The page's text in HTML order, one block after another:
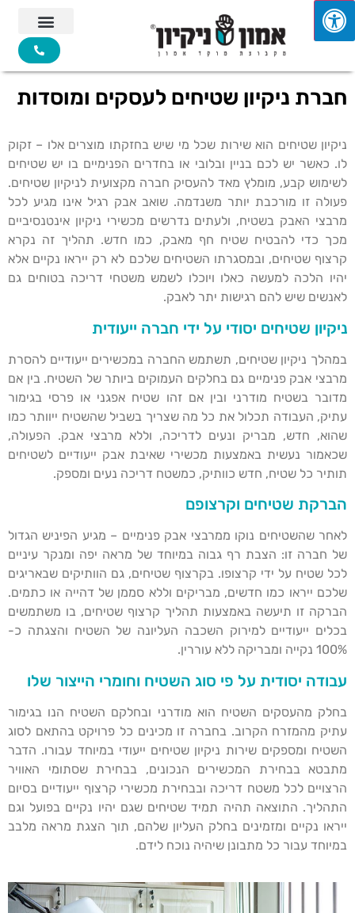
חברת ניקיון שטיחים לעסקים ומוסדות
ניקיון שטיחים הוא שירות שכל מי שיש בחזקתו מוצרים אלו – זקוק
לו. כאשר יש לכם בניין ובלובי או בחדרים הפנימיים בו יש שטיחים
לשימוש קבע, מומלץ מאד להעסיק חברה מקצועית לניקיון שטיחים.
פעולה זו מורכבת יותר משנדמה. שואב אבק רגיל אינו מגיע לכל
מרבצי האבק בשטיח, ולעתים נדרשים מכשירי ניקיון אינטנסיביים
מכך כדי להבטיח שטיח חף מאבק, כמו חדש. תהליך זה נקרא
קרצוף שטיחים, ובמסגרתו השטיחים שלכם לא רק ייראו נקיים אלא
יהיו הלכה למעשה כאלו ויוכלו לשמש משטחי דריכה בטוחים גם
לאנשים שיש להם רגישות יתר לאבק.
ניקיון שטיחים יסודי על ידי חברה ייעודית
במהלך ניקיון שטיחים, תשתמש החברה במכשירים ייעודיים להסרת
מרבצי אבק פנימיים גם בחלקים העמוקים ביותר של השטיח. בין אם
מדובר בשטיח מודרני ובין אם זהו שטיח אפגני או פרסי בגימור
עתיק, העבודה תכלול את כל מה שצריך בשביל שהשטיח ייוותר כמו
שהוא, חדש, מבריק ונעים לדריכה, וללא מרבצי אבק. הפעולה,
שכאמור נעשית באמצעות מכשירי שאיבת אבק ייעודיים לשטיחים
תותיר כל שטיח, חדש כוותיק, כמשטח דריכה נעים ומספק.
הברקת שטיחים וקרצופם
לאחר שהשטיחים נוקו ממרבצי אבק פנימיים – מגיע הפיניש הגדול
של חברה זו: הצבת רף גבוה במיוחד של מראה יפה ומנקר עיניים
לכל שטיח על ידי קרצופו. בקרצוף שטיחים, גם הוותיקים שבאריגים
שלכם ייראו כמו חדשים, מבריקים וללא סממן של דהייה או כתמים.
הברקה זו תיעשה באמצעות תהליך קרצוף שטיחים, בו משתמשים
בכלים ייעודיים למירוק השכבה העליונה של השטיח והצגתה כ-
100% נקייה ומבריקה ללא עוררין.
עבודה יסודית על פי סוג השטיח וחומרי הייצור שלו
בחלק מהעסקים השטיח הוא מודרני ובחלקם השטיח הנו בגימור
עתיק מהמזרח הקרוב. בחברה זו מכינים כל פרויקט בהתאם לסוג
השטיח ומספקים שירות ניקיון שטיחים ייעודי במיוחד עבורו. הדבר
מתבטא בבחירת המכשירים הנכונים, בבחירת שסתומי האוויר
הרצויים לכל משטח דריכה ובבחירת מכשירי קרצוף ייעודיים בסיום
התהליך. התוצאה תהיה תמיד שטיחים שגם יהיו נקיים בפועל וגם
ייראו נקיים ומזמינים בחלק העליון שלהם, תוך הצגת מראה מלבב
במיוחד עבור כל מתבונן שיהיה נוכח לידם.